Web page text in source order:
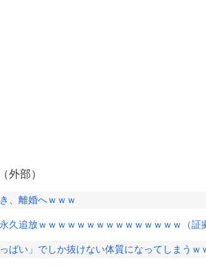
外部）
、離婚へｗｗｗ
永久追放ｗｗｗｗｗｗｗｗｗｗｗｗｗｗｗ（証
ばい」でしか抜けない体質になってしまうｗ